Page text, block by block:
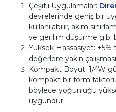
Çeşitli Uygulamalar:
devrelerinde geniş bir
kullanılabilir, akım
ve gerilim düşürme gibi
Yüksek Hassasiyet:
değerlere yakın
Kompakt Boyut: 1/4W
kompakt bir form
böylece yoğunluğu
uygundur.